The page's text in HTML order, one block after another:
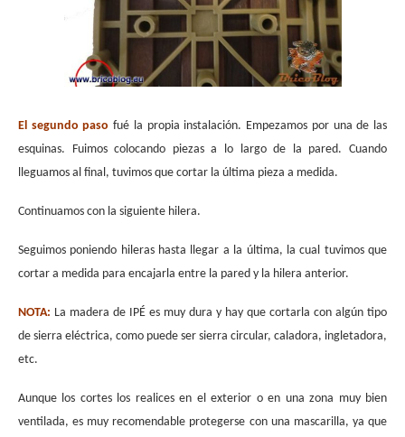
El segundo paso fué la propia instalación. Empezamos por una de las
esquinas. Fuimos colocando piezas a lo largo de la pared. Cuando
lleguamos al final, tuvimos que cortar la última pieza a medida.
Continuamos con la siguiente hilera.
Seguimos poniendo hileras hasta llegar a la última, la cual tuvimos que
cortar a medida para encajarla entre la pared y la hilera anterior.
NOTA: La madera de IPÉ es muy dura y hay que cortarla con algún tipo
de sierra eléctrica, como puede ser sierra circular, caladora, ingletadora,
etc.
Aunque los cortes los realices en el exterior o en una zona muy bien
ventilada, es muy recomendable protegerse con una mascarilla, ya que